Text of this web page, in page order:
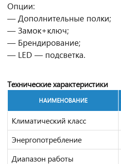
Опции:
— Дополнительные полки;
— Замок+ключ;
— Брендирование;
— LED — подсветка.
Технические характеристики
НАИМЕНОВАНИЕ
Климатический класс
Энергопотребление
Диапазон работы